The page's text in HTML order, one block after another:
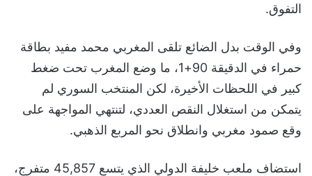
التفوق.
وفي الوقت بدل الضائع تلقى المغربي محمد مفيد بطاقة
حمراء في الدقيقة 90+1، ما وضع المغرب تحت ضغط
كبير في اللحظات الأخيرة، لكن المنتخب السوري لم
يتمكن من استغلال النقص العددي، لتنتهي المواجهة على
وقع صمود مغربي وانطلاق نحو المربع الذهبي.
استضاف ملعب خليفة الدولي الذي يتسع 45,857 متفرج،